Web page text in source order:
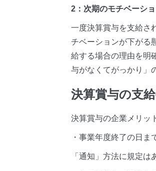
2：次期のモチベーシ
一度決算賞与を支給さ
チベーションが下がる
給する場合の理由を明
与がなくてがっかり」
決算賞与の支
決算賞与の企業メリッ
・事業年度終了の日
「通知」方法に規定